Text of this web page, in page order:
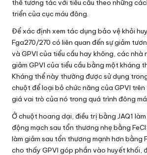
thể tương tác với tiểu cầu theo những
triển của cục máu đông.
Để xác định xem tác dụng bảo vệ khỏi
Fga270/270 có liên quan đến sự giảm
và GPVI của tiểu cầu hay không, các nhà
giảm GPVI của tiểu cầu bằng một kháng
Kháng thể này thường được sử dụng
chuột để loại bỏ chức năng của GPVI
giá vai trò của nó trong quá trình đông
Ở chuột hoang dại, điều trị bằng JAQ1
động mạch sau tổn thương nhẹ bằng
làm giảm sau tổn thương mạnh hơn bằng
cho thấy GPVI góp phần vào huyết khối,